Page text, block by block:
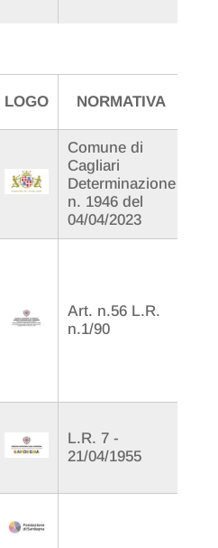
LOGO NORMATIVA
Comune di
Cagliari
Determinazione
n. 1946 del
04/04/2023
Art. n.56 L.R.
n.1/90
L.R. 7 -
21/04/1955